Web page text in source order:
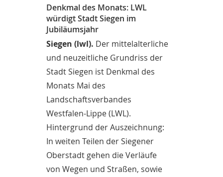
Denkmal des Monats: LWL
würdigt Stadt Siegen im
Jubiläumsjahr
Siegen (lwl). Der mittelalterliche
und neuzeitliche Grundriss der
Stadt Siegen ist Denkmal des
Monats Mai des
Landschaftsverbandes
Westfalen-Lippe (LWL).
Hintergrund der Auszeichnung:
In weiten Teilen der Siegener
Oberstadt gehen die Verläufe
von Wegen und Straßen, sowie